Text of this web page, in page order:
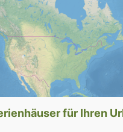
für Ihren